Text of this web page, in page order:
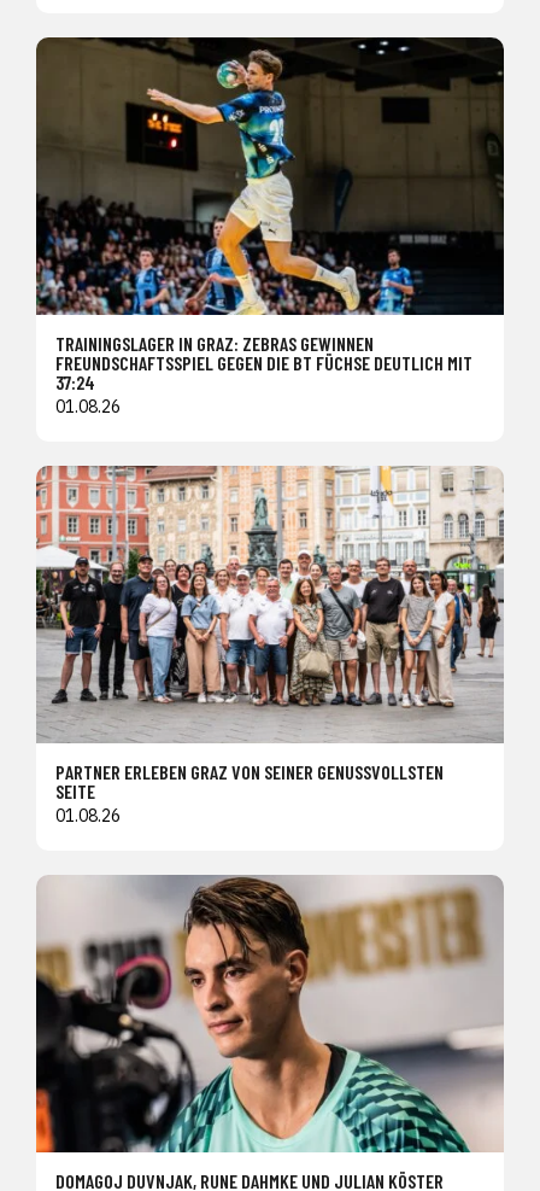
TRAININGSLAGER IN GRAZ: ZEBRAS GEWINNEN
FREUNDSCHAFTSSPIEL GEGEN DIE BT FÜCHSE DEUTLICH MIT
37:24
01.08.26
PARTNER ERLEBEN GRAZ VON SEINER GENUSSVOLLSTEN
SEITE
01.08.26
DOMAGOJ DUVNJAK, RUNE DAHMKE UND JULIAN KÖSTER